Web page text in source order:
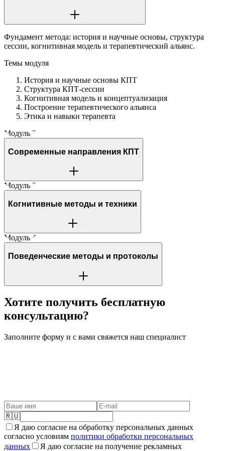
Фундамент метода: история и научные основы, структура
сессии, когнитивная модель и терапевтический альянс.
Темы модуля
История и научные основы КПТ
Структура КПТ-сессии
Когнитивная модель и концептуализация
Построение терапевтического альянса
Этика и навыки терапевта
Модуль 2
Современные направления КПТ
Модуль 3
Когнитивные методы и техники
Модуль 4
Поведенческие методы и протоколы
Хотите получить бесплатную
консультацию?
Заполните форму и с вами свяжется наш специалист
🇷🇺
Я даю согласие на обработку персональных данных
согласно условиям политики обработки персональных
данных
Я даю согласие на получение рекламных